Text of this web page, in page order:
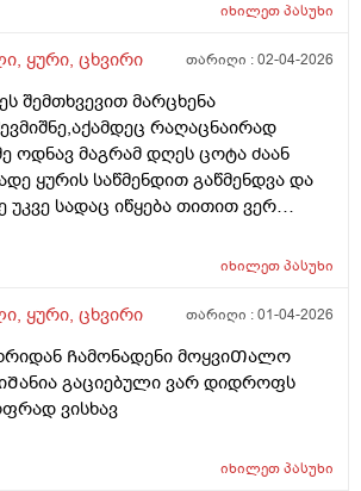
იხილეთპასუხი
ყური, ცხვირი თარიღი :02-04-2026
შემთხვევით მარცხენა
რაღაცნაირად
ოდნავ მაგრამ დღეს ცოტა ძაან
ყურის საწმენდით გაწმენდვა და
უკვე სადაც იწყება თითით ვერ
ყვითელი ფერის ნადები მოყვებოდა
მაქვს,აქ წავიკითხე რაღაც და
უეცრად ამრკივდა თუ აქამდეც
შეხევისას ძაან
და გაღიზიანდა,მაქვს
მაგრამ ნერწყვის ყლაპვისას
იხილეთპასუხი
ყური, ცხვირი თარიღი :01-04-2026
Ჩამონადენი მოყვიᲗალო
გაციებული ვარ დიდროფს
ვისხავ
იხილეთპასუხი